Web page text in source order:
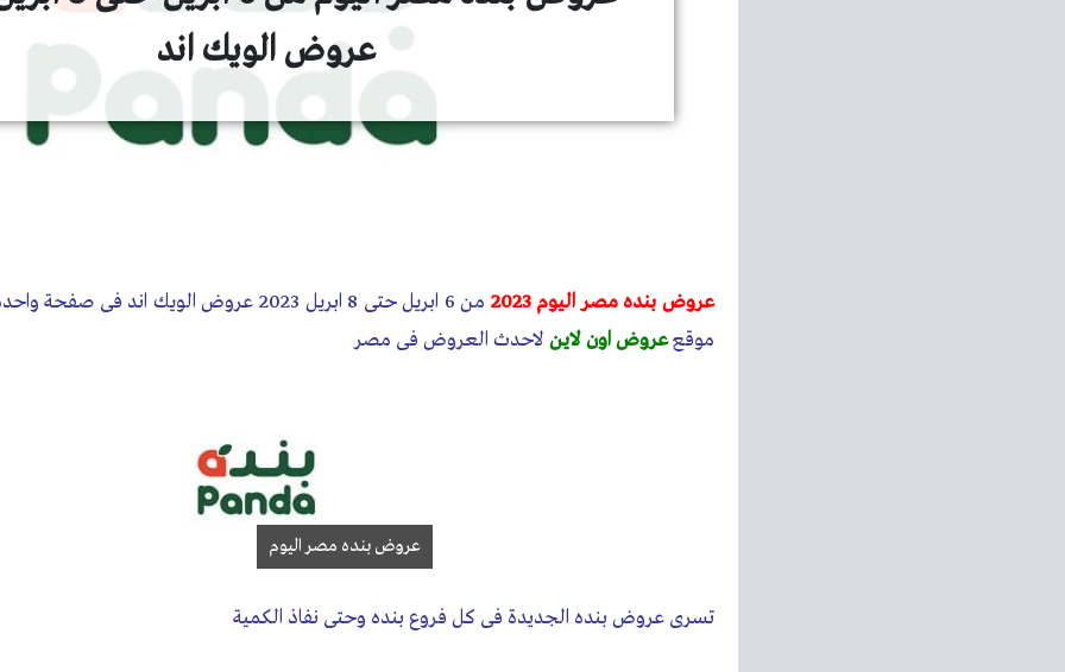
عروض الويك اند
عروض بنده مصر اليوم 2023
من 6 ابريل حتى 8 ابريل 2023 عروض الويك
موقععروض اون لاين لاحدث العروض فى مصر
عروض بنده مصر اليوم
تسرى عروض بنده الجديدة فى كل فروع بنده وحتى نفاذ الكمية